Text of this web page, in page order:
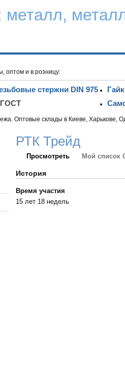
оптом и в розницу:
стержни DIN 975
ГОСТ
Оптовые склады в Киеве, Харькове,
РТК Трейд
Просмотреть Мой список
История
Время участия
15 лет 18 недель